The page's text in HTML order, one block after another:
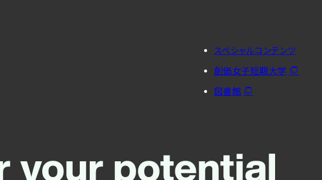
スペシャルコンテンツ
創価女子短期大学
図書館